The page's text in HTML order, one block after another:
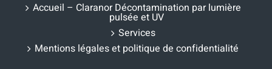
Accueil – Claranor Décontamination par lumière
pulsée et UV
Services
Mentions légales et politique de confidentialité